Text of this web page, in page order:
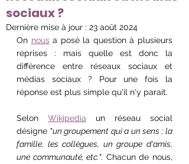
sociaux ?
Dernière mise à jour : 23 août 2024
On nous a posé la question à plusieurs
reprises : mais quelle est donc la
différence entre réseaux sociaux et
médias sociaux ? Pour une fois la
réponse est plus simple qu'il n'y parait.
Selon Wikipedia un réseau social
désigne "un groupement qui a un sens : la
famille, les collègues, un groupe d'amis,
une communauté, etc.". Chacun de nous,